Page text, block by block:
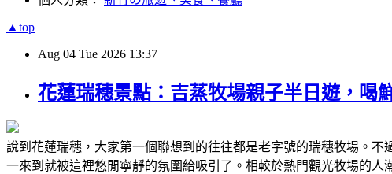
▲top
Aug 04 Tue 2026 13:37
花蓮瑞穗景點：吉蒸牧場親子半日遊，喝
說到花蓮瑞穗，大家第一個聯想到的往往都是老字號的瑞穗牧場。
一來到就被這裡悠閒寧靜的氛圍給吸引了。相較於熱門觀光牧場的